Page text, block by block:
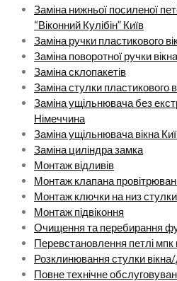
Заміна нижньої посиленої
“Віконний Кулібін” Київ
Заміна ручки пластикового
Заміна поворотної ручки
Заміна склопакетів
Заміна стулки пластикового
Заміна ущільнювача без
Німеччина
Заміна ущільнювача вікна
Заміна циліндра замка
Монтаж відливів
Монтаж клапана
Монтаж ключки на низ
Монтаж підвіконня
Очищення та перебирання
Перевстановлення петлі мпк
Розклинювання стулки вікна/
Повне технічне